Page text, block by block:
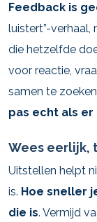
Feedback is
luistert”-verhaal,
die hetzelfde
voor reactie,
samen te
pas echt als er
Wees eerlijk,
Uitstellen helpt
is. Hoe sneller
die is. Vermijd